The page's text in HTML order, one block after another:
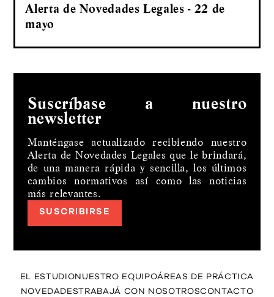
Alerta de Novedades Legales - 22 de
mayo
Suscríbase a nuestro
newsletter
Manténgase actualizado recibiendo nuestro
Alerta de Novedades Legales que le brindará,
de una manera rápida y sencilla, los últimos
cambios normativos así como las noticias
más relevantes.
SUSCRIBIRSE
EL ESTUDIONUESTRO EQUIPOÁREAS DE PRÁCTICA
NOVEDADESTRABAJÁ CON NOSOTROSCONTACTO